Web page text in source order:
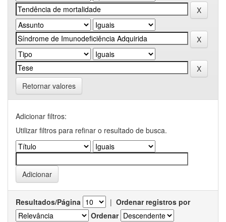
Retornar valores
Adicionar filtros:
Utilizar filtros para refinar o resultado de busca.
Resultados/Página | Ordenar registros por
Ordenar